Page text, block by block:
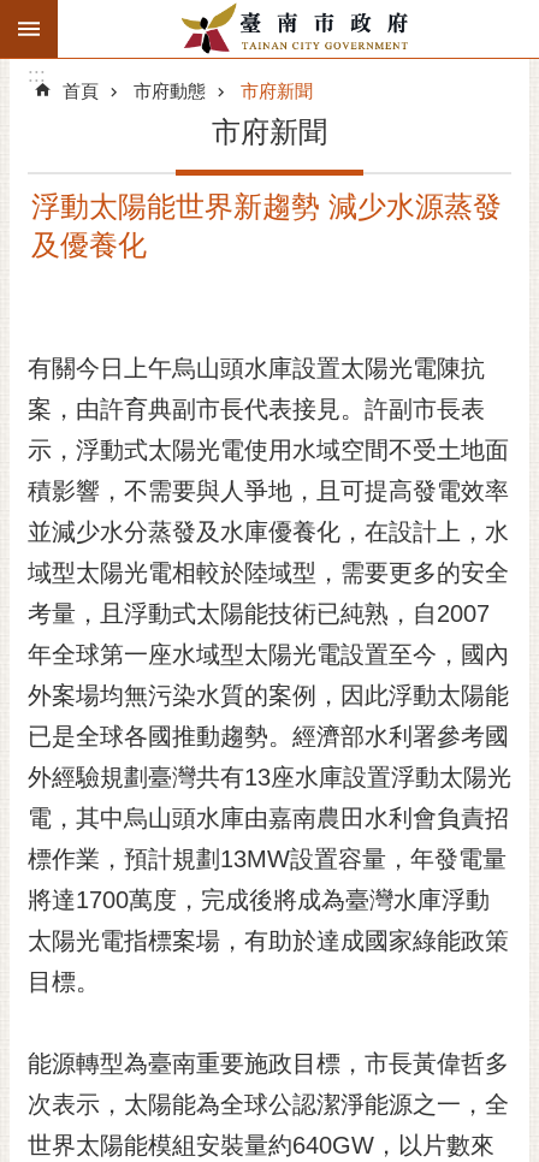
跳到主要內容區塊
搜
階
精彩府城
主題服務
市政資訊
市民互動
黃
偉
哲
螢
光
花
泉
桐
花
祭
網
站
導
覽
訂
閱
RSS
訂
:::
:::
首頁 市府動態 市府新聞
市府新聞
浮動太陽能世界新趨勢 減少水源蒸發
及優養化
有關今日上午烏山頭水庫設置太陽光電陳抗
案，由許育典副市長代表接見。許副市長表
示，浮動式太陽光電使用水域空間不受土地面
積影響，不需要與人爭地，且可提高發電效率
並減少水分蒸發及水庫優養化，在設計上，水
域型太陽光電相較於陸域型，需要更多的安全
考量，且浮動式太陽能技術已純熟，自2007
年全球第一座水域型太陽光電設置至今，國內
外案場均無污染水質的案例，因此浮動太陽能
已是全球各國推動趨勢。經濟部水利署參考國
外經驗規劃臺灣共有13座水庫設置浮動太陽光
電，其中烏山頭水庫由嘉南農田水利會負責招
標作業，預計規劃13MW設置容量，年發電量
將達1700萬度，完成後將成為臺灣水庫浮動
太陽光電指標案場，有助於達成國家綠能政策
目標。
能源轉型為臺南重要施政目標，市長黃偉哲多
次表示，太陽能為全球公認潔淨能源之一，全
世界太陽能模組安裝量約640GW，以片數來